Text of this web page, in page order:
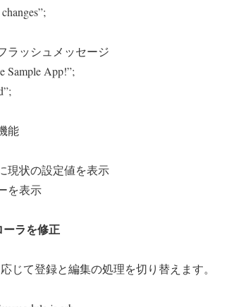
ラッシュメッセージ
Sample App!”;
能
現状の設定値を表示
を表示
ーラを修正
じて登録と編集の処理を切り替えます。